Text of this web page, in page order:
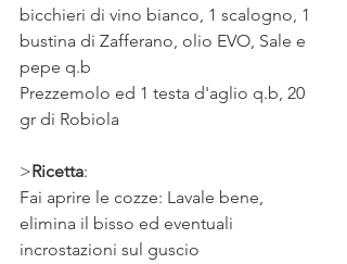
bicchieri di vino bianco, 1 scalogno, 1
bustina di Zafferano, olio EVO, Sale e
pepe q.b
Prezzemolo ed 1 testa d'aglio q.b, 20
gr di Robiola
>Ricetta:
Fai aprire le cozze: Lavale bene,
elimina il bisso ed eventuali
incrostazioni sul guscio